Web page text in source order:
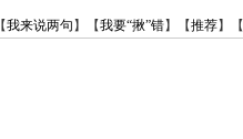
我来说两句 】【我要“揪”错】【推荐】